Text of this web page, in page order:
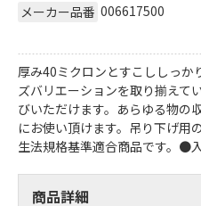
メーカー品番 006617500
厚み40ミクロンとすこししっか
ズバリエーションを取り揃えて
びいただけます。あらゆる物の
にお使い頂けます。吊り下げ用
生法規格基準適合商品です。●
商品詳細